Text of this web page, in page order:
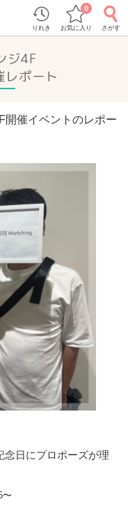
りれき お気に入り
0
さがす
ジ4F
レポート
開催イベントのレポー
念日にプロポーズが理
〜